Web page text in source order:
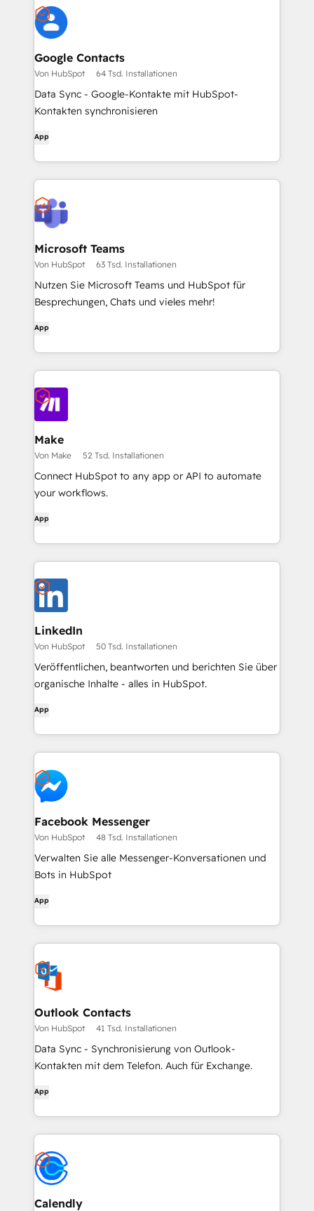
Google Contacts
Von HubSpot 64 Tsd. Installationen
Data Sync - Google-Kontakte mit HubSpot-
Kontakten synchronisieren
App
Microsoft Teams
Von HubSpot 63 Tsd. Installationen
Nutzen Sie Microsoft Teams und HubSpot für
Besprechungen, Chats und vieles mehr!
App
Make
Von Make 52 Tsd. Installationen
Connect HubSpot to any app or API to automate
your workflows.
App
LinkedIn
Von HubSpot 50 Tsd. Installationen
Veröffentlichen, beantworten und berichten Sie über
organische Inhalte - alles in HubSpot.
App
Facebook Messenger
Von HubSpot 48 Tsd. Installationen
Verwalten Sie alle Messenger-Konversationen und
Bots in HubSpot
App
Outlook Contacts
Von HubSpot 41 Tsd. Installationen
Data Sync - Synchronisierung von Outlook-
Kontakten mit dem Telefon. Auch für Exchange.
App
Calendly